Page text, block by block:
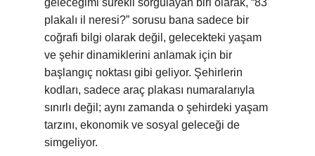
geleceğimi sürekli sorgulayan biri olarak, “83
plakalı il neresi?” sorusu bana sadece bir
coğrafi bilgi olarak değil, gelecekteki yaşam
ve şehir dinamiklerini anlamak için bir
başlangıç noktası gibi geliyor. Şehirlerin
kodları, sadece araç plakası numaralarıyla
sınırlı değil; aynı zamanda o şehirdeki yaşam
tarzını, ekonomik ve sosyal geleceği de
simgeliyor.